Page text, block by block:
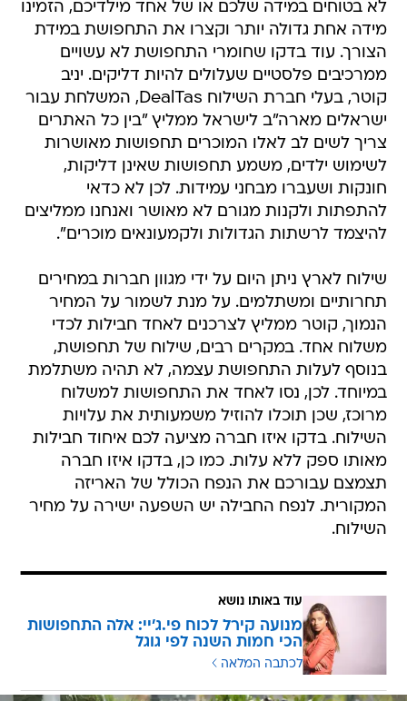
לא בטוחים במידה שלכם או של אחד מילדיכם, הזמינו
מידה אחת גדולה יותר וקצרו את התחפושת במידת
הצורך. עוד בדקו שחומרי התחפושת לא עשויים
ממרכיבים פלסטיים שעלולים להיות דליקים. יניב
קוטר, בעלי חברת השילוח DealTas, המשלחת עבור
ישראלים מארה"ב לישראל ממליץ "בין כל האתרים
צריך לשים לב לאלו המוכרים תחפושות מאושרות
לשימוש ילדים, משמע תחפושות שאינן דליקות,
חונקות ושעברו מבחני עמידות. לכן לא כדאי
להתפתות ולקנות מגורם לא מאושר ואנחנו ממליצים
להיצמד לרשתות הגדולות ולקמעונאים מוכרים".
שילוח לארץ ניתן היום על ידי מגוון חברות במחירים
תחרותיים ומשתלמים. על מנת לשמור על המחיר
הנמוך, קוטר ממליץ לצרכנים לאחד חבילות לכדי
משלוח אחד. במקרים רבים, שילוח של תחפושת,
בנוסף לעלות התחפושת עצמה, לא תהיה משתלמת
במיוחד. לכן, נסו לאחד את התחפושות למשלוח
מרוכז, שכן תוכלו להוזיל משמעותית את עלויות
השילוח. בדקו איזו חברה מציעה לכם איחוד חבילות
מאותו ספק ללא עלות. כמו כן, בדקו איזו חברה
תצמצם עבורכם את הנפח הכולל של האריזה
המקורית. לנפח החבילה יש השפעה ישירה על מחיר
השילוח.
עוד באותו נושא
מנועה קירל לכוח פי.ג'יי: אלה התחפושות
הכי חמות השנה לפי גוגל
לכתבה המלאה